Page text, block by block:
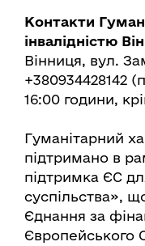
Контакти
інвалідністю
Вінниця, вул.
+380934428142
16:00 години,
Гуманітарний
підтримано в
підтримка ЄС
суспільства»,
Єднання за
Європейського